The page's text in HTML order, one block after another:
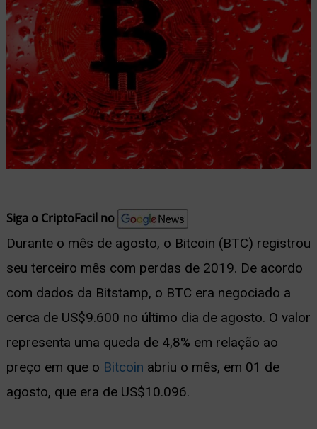
Siga o CriptoFacil no
Durante o mês de agosto, o Bitcoin (BTC) registrou
seu terceiro mês com perdas de 2019. De acordo
com dados da Bitstamp, o BTC era negociado a
cerca de US$9.600 no último dia de agosto. O valor
representa uma queda de 4,8% em relação ao
preço em que o Bitcoin abriu o mês, em 01 de
agosto, que era de US$10.096.